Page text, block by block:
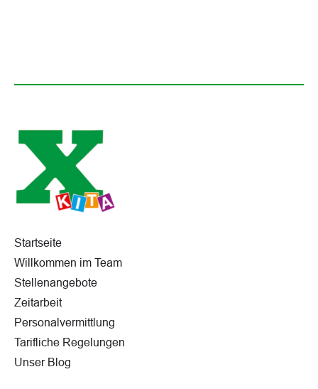
Startseite
Willkommen im Team
Stellenangebote
Zeitarbeit
Personalvermittlung
Tarifliche Regelungen
Unser Blog